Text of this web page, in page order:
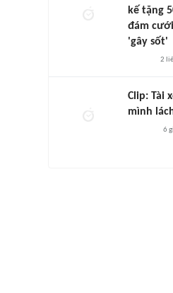
kế tặng
đám
'gây sốt'
2
Clip: Tài
mình
6